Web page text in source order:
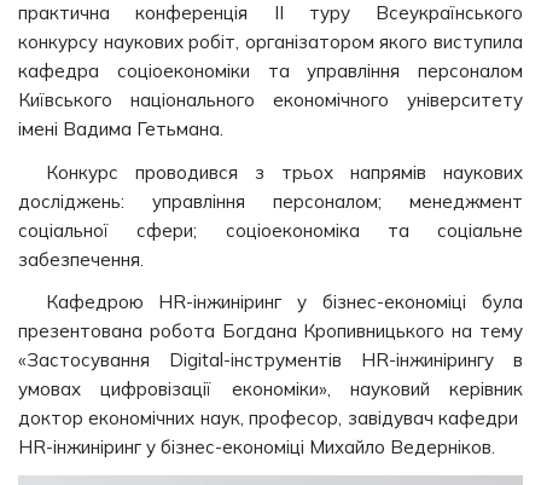
практична конференція ІІ туру Всеукраїнського
конкурсу наукових робіт, організатором якого виступила
кафедра соціоекономіки та управління персоналом
Київського національного економічного університету
імені Вадима Гетьмана.
Конкурс проводився з трьох напрямів наукових
досліджень: управління персоналом; менеджмент
соціальної сфери; соціоекономіка та соціальне
забезпечення.
Кафедрою HR-інжиніринг у бізнес-економіці була
презентована робота Богдана Кропивницького на тему
«Застосування Digital-інструментів HR-інжинірингу в
умовах цифровізації економіки», науковий керівник
доктор економічних наук, професор, завідувач кафедри
HR-інжиніринг у бізнес-економіці Михайло Ведерніков.